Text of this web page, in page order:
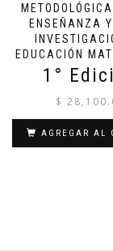
ENSEÑANZA
EDUCACIÓN
1°
$
AGREGAR AL